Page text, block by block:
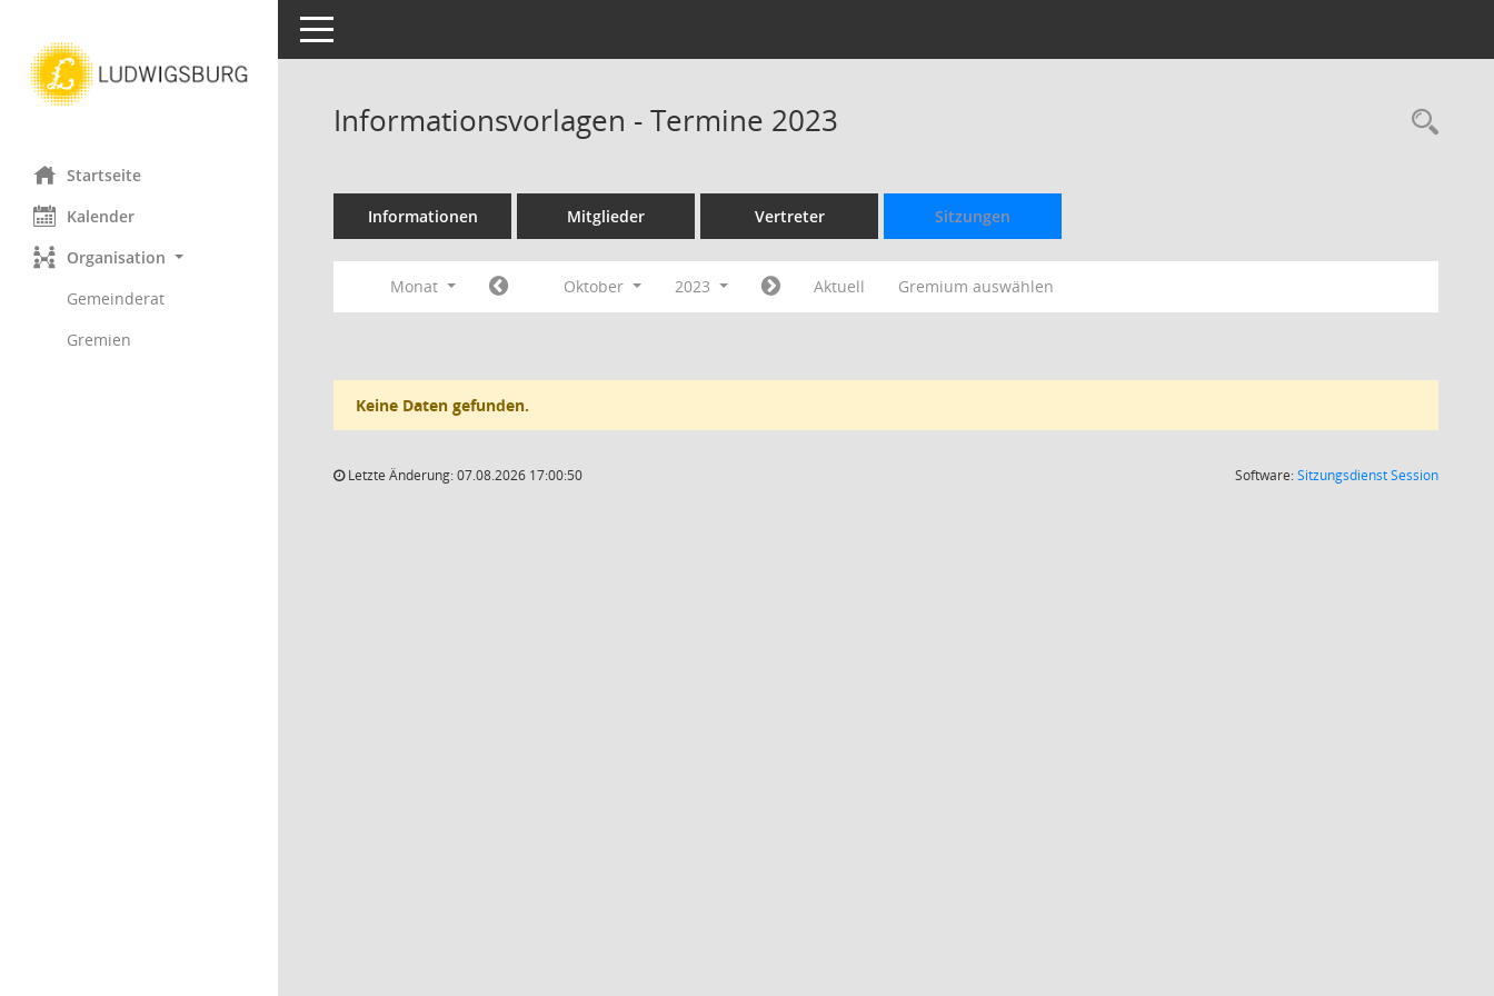
Startseite
Kalender
Organisation
Gemeinderat
Gremien
Toggle navigation
Informationsvorlagen - Termine 2023
Informationen Mitglieder Vertreter Sitzungen
Monat Oktober 2023 Aktuell Gremium auswählen
Keine Daten gefunden.
Letzte Änderung: 07.08.2026 17:00:50 Software:SitzungsdienstSession(Wird in